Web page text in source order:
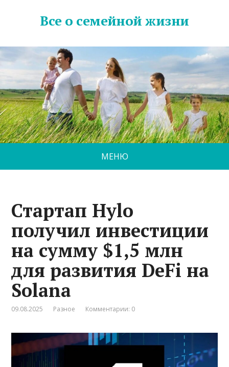
Все о семейной жизни
МЕНЮ
Стартап Hylo
получил инвестиции
на сумму $1,5 млн
для развития DeFi на
Solana
09.08.2025 Разное Комментарии: 0